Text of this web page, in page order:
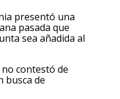
presentó una
pasada que
sea añadida al
contestó de
busca de